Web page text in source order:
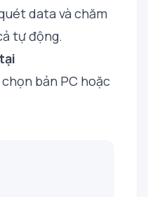
data và chăm
tự động.
bản PC hoặc